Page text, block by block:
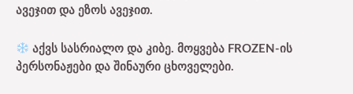
ავეჯით და ეზოს ავეჯით.
აქვს სასრიალო და კიბე. მოყვება FROZEN-ის
პერსონაჟები და შინაური ცხოველები.